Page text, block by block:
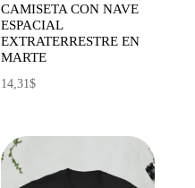
CAMISETA CON NAVE
ESPACIAL
EXTRATERRESTRE EN
MARTE
14,31$